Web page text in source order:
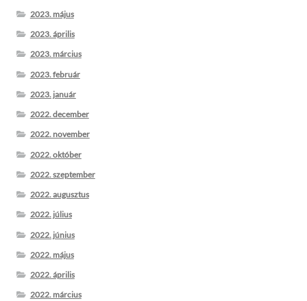
2023. május
2023. április
2023. március
2023. február
2023. január
2022. december
2022. november
2022. október
2022. szeptember
2022. augusztus
2022. július
2022. június
2022. május
2022. április
2022. március